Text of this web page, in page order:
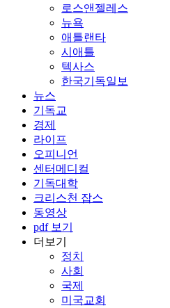
로스앤젤레스
뉴욕
애틀랜타
시애틀
텍사스
한국기독일보
뉴스
기독교
경제
라이프
오피니언
센터메디컬
기독대학
크리스천 잡스
동영상
pdf 보기
더보기
정치
사회
국제
미국교회